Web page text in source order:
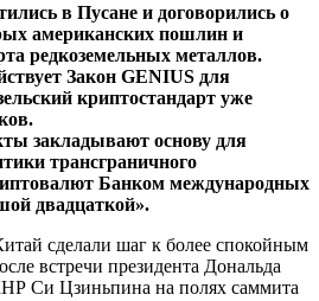
в Пусане и договорились о
американских пошлин и
редкоземельных металлов.
Закон GENIUS для
криптостандарт уже
закладывают основу для
трансграничного
Банком международных
двадцаткой».
сделали шаг к более спокойным
встречи президента Дональда
Си Цзиньпина на полях саммита